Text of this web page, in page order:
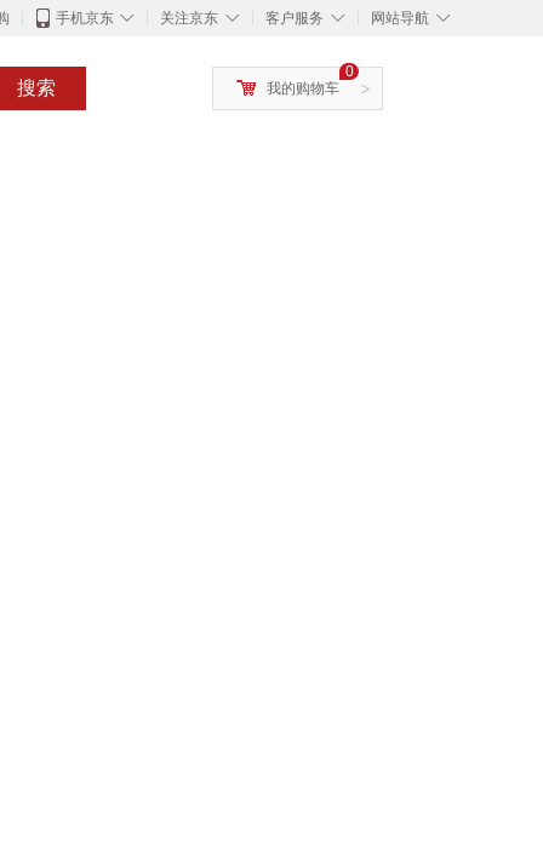
◇
手机京东 ◇
关注京东 ◇
客户服务 ◇
网站导航
搜索 >
0
我的购物车